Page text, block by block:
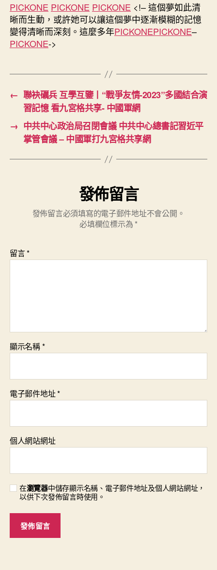
PICKONE PICKONE PICKONE <!– 這個夢如此清
晰而生動，或許她可以讓這個夢中逐漸模糊的記憶
變得清晰而深刻。這麼多年PICKONEPICKONE–
PICKONE->
← 聯袂礪兵 互學互鑒丨“戰爭友情-2023”多國結合演
習記憶 看九宮格共享- 中國軍網
→ 中共中心政治局召閉會議 中共中心總書記習近平
掌管會議 – 中國軍打九宮格共享網
發佈留言
發佈留言必須填寫的電子郵件地址不會公開。
必填欄位標示為 *
留言*
顯示名稱*
電子郵件地址*
個人網站網址
在瀏覽器中儲存顯示名稱、電子郵件地址及個人網站網址，
以供下次發佈留言時使用。